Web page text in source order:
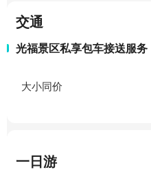
交通
光福景区私享包车接送服务
大小同价
一日游